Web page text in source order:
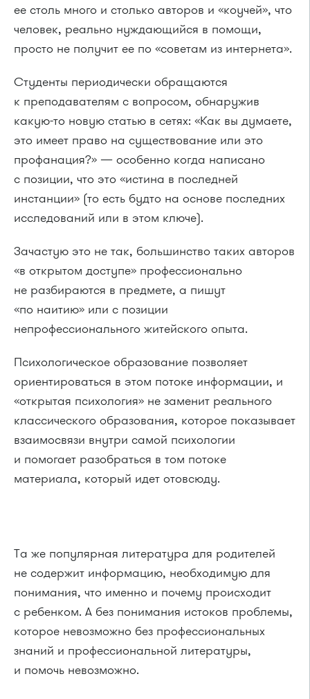
ее столь много и столько авторов и «коучей», что
человек, реально нуждающийся в помощи,
просто не получит ее по «советам из интернета».
Студенты периодически обращаются
к преподавателям с вопросом, обнаружив
какую-то новую статью в сетях: «Как вы думаете,
это имеет право на существование или это
профанация?» — особенно когда написано
с позиции, что это «истина в последней
инстанции» (то есть будто на основе последних
исследований или в этом ключе).
Зачастую это не так, большинство таких авторов
«в открытом доступе» профессионально
не разбираются в предмете, а пишут
«по наитию» или с позиции
непрофессионального житейского опыта.
Психологическое образование позволяет
ориентироваться в этом потоке информации, и
«открытая психология» не заменит реального
классического образования, которое показывает
взаимосвязи внутри самой психологии
и помогает разобраться в том потоке
материала, который идет отовсюду.
Та же популярная литература для родителей
не содержит информацию, необходимую для
понимания, что именно и почему происходит
с ребенком. А без понимания истоков проблемы,
которое невозможно без профессиональных
знаний и профессиональной литературы,
и помочь невозможно.